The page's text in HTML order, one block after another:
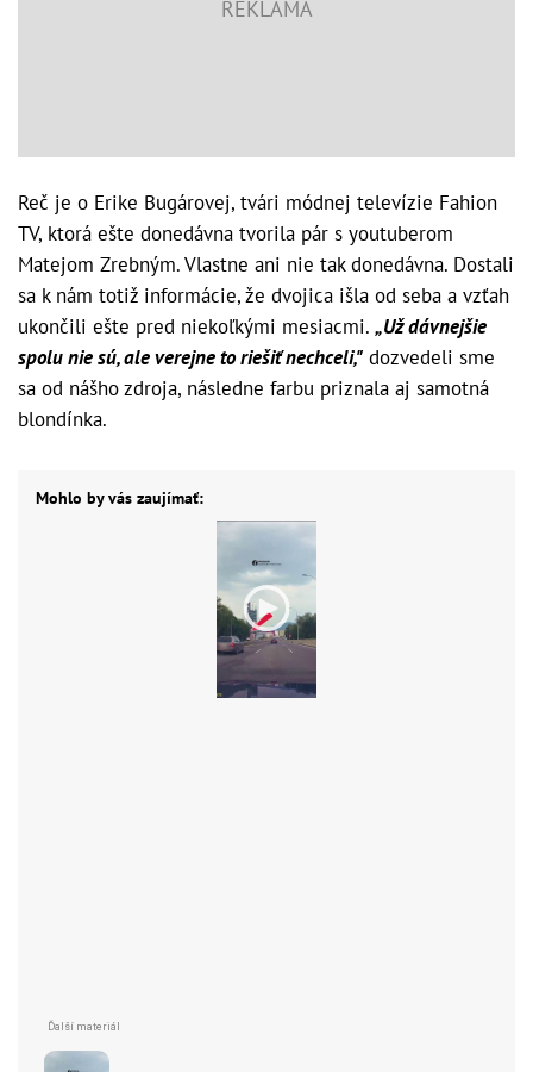
Reč je o Erike Bugárovej, tvári módnej televízie Fahion
TV, ktorá ešte donedávna tvorila pár s youtuberom
Matejom Zrebným. Vlastne ani nie tak donedávna. Dostali
sa k nám totiž informácie, že dvojica išla od seba a vzťah
ukončili ešte pred niekoľkými mesiacmi. „Už dávnejšie
spolu nie sú, ale verejne to riešiť nechceli," dozvedeli sme
sa od nášho zdroja, následne farbu priznala aj samotná
blondínka.
Mohlo by vás zaujímať: